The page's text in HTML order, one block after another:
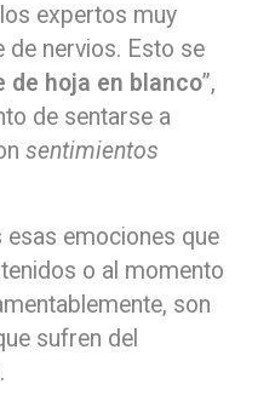
expertos muy
de nervios. Esto se
de hoja en blanco”,
de sentarse a
sentimientos
emociones que
o al momento
son
sufren del